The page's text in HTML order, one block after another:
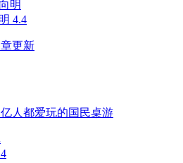
4.4
更新
人都爱玩的国民桌游